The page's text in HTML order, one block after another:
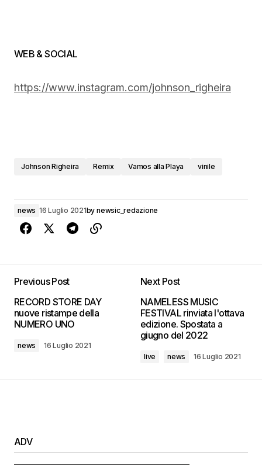
WEB & SOCIAL
https://www.instagram.com/johnson_righeira
Johnson Righeira Remix Vamos alla Playa vinile
news 16 Luglio 2021by newsic_redazione
Previous Post
RECORD STORE DAY
nuove ristampe della
NUMERO UNO
news 16 Luglio 2021
Next Post
NAMELESS MUSIC
FESTIVAL rinviata l'ottava
edizione. Spostata a
giugno del 2022
live news 16 Luglio 2021
ADV